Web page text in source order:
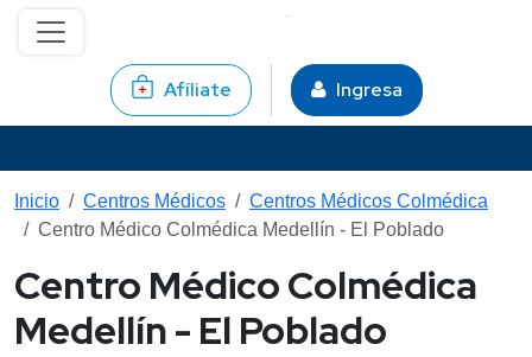
Afíliate Ingresa
Inicio Centros Médicos
Centros Médicos Colmédica
Centro Médico Colmédica Medellín - El Poblado
Centro Médico Colmédica
Medellín - El Poblado